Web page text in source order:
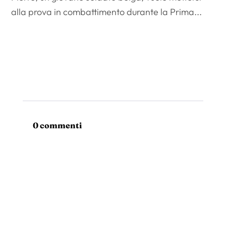
alla prova in combattimento durante la Prima...
0 commenti